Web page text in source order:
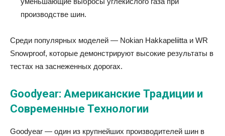
производстве шин.
Среди популярных моделей — Nokian Hakkapeliitta и WR
Snowproof, которые демонстрируют высокие результаты в
тестах на заснеженных дорогах.
Goodyear: Американские Традиции и
Современные Технологии
Goodyear — один из крупнейших производителей шин в